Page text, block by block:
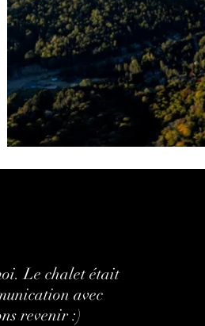
Le chalet était
avec
revenir :)